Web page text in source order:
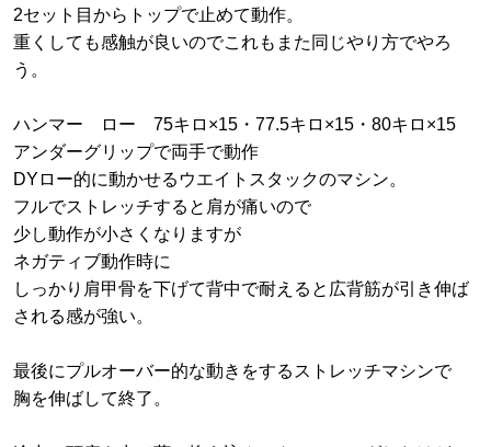
2セット目からトップで止めて動作。
重くしても感触が良いのでこれもまた同じやり方でやろ
う。
ハンマー ロー 75キロ×15・77.5キロ×15・80キロ×15
アンダーグリップで両手で動作
DYロー的に動かせるウエイトスタックのマシン。
フルでストレッチすると肩が痛いので
少し動作が小さくなりますが
ネガティブ動作時に
しっかり肩甲骨を下げて背中で耐えると広背筋が引き伸ば
される感が強い。
最後にプルオーバー的な動きをするストレッチマシンで
胸を伸ばして終了。